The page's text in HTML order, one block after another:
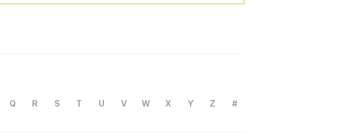
Q R S T U V W X Y Z #